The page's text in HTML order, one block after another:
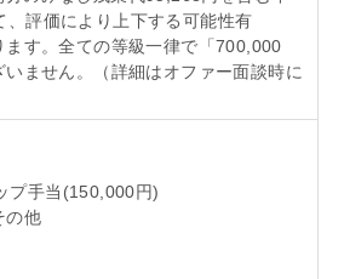
評価により上下する可能性有
す。全ての等級一律で「700,000
ません。（詳細はオファー面談時に
プ手当(150,000円)
の他